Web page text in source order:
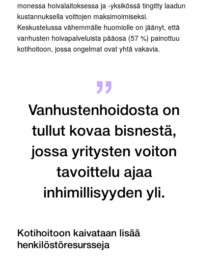
monessa hoivalaitoksessa ja -yksikössä tingitty laadun
kustannuksella voittojen maksimoimiseksi.
Keskustelussa vähemmälle huomiolle on jäänyt, että
vanhusten hoivapalveluista pääosa (57 %) painottuu
kotihoitoon, jossa ongelmat ovat yhtä vakavia.
Vanhustenhoidosta on
tullut kovaa bisnestä,
jossa yritysten voiton
tavoittelu ajaa
inhimillisyyden yli.
Kotihoitoon kaivataan lisää
henkilöstöresursseja